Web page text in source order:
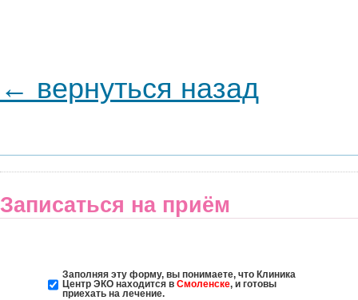
← вернуться назад
Записаться на приём
Заполняя эту форму, вы понимаете, что Клиника
Центр ЭКО находится в Смоленске, и готовы
приехать на лечение.